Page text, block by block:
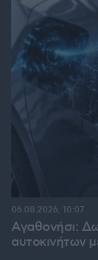
Αγαθονήσι:
αυτοκινήτων
06.08.2026, 10:07